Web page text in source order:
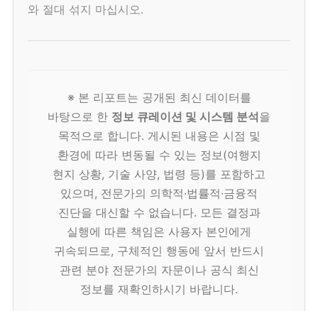
와 절대 섞지 마십시오.
※ 본 리포트는 공개된 최신 데이터를
바탕으로 한 정보 큐레이션 및 시스템 분석을
목적으로 합니다. 게시된 내용은 시점 및
환경에 따라 변동될 수 있는 정보(여행지
현지 상황, 기술 사양, 법령 등)를 포함하고
있으며, 전문가의 의학적·법률적·금융적
진단을 대신할 수 없습니다. 모든 결정과
실행에 따른 책임은 사용자 본인에게
귀속되므로, 구체적인 행동에 앞서 반드시
관련 분야 전문가의 자문이나 공식 최신
정보를 재확인하시기 바랍니다.